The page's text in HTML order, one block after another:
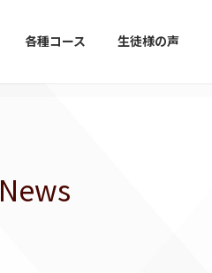
各種コース 生徒様の声
News